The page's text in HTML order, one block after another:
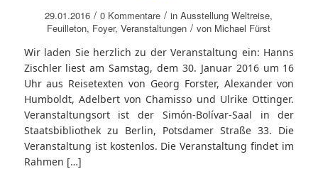
29.01.2016 / 0 Kommentare / inAusstellung Weltreise,
Feuilleton, Foyer,Veranstaltungen / von Michael Fürst
Wir laden Sie herzlich zu der Veranstaltung ein: Hanns
Zischler liest am Samstag, dem 30. Januar 2016 um 16
Uhr aus Reisetexten von Georg Forster, Alexander von
Humboldt, Adelbert von Chamisso und Ulrike Ottinger.
Veranstaltungsort ist der Simón-Bolívar-Saal in der
Staatsbibliothek zu Berlin, Potsdamer Straße 33. Die
Veranstaltung ist kostenlos. Die Veranstaltung findet im
Rahmen […]